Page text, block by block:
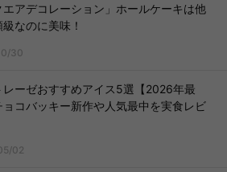
エアデコレーション」ホールケーキは他
級なのに美味！
30
レーゼおすすめアイス5選【2026年最
ョコバッキー新作や人気最中を実食レビ
02